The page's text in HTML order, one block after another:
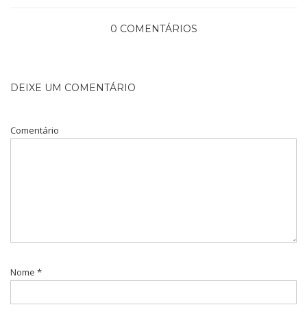
0 COMENTÁRIOS
DEIXE UM COMENTÁRIO
Comentário
Nome *